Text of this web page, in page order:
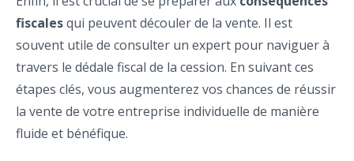
fiscalesqui peuvent découler de la vente. Il est
souvent utile de consulter un expert pour naviguer à
travers le dédale fiscal de la cession. En suivant ces
étapes clés, vous augmenterez vos chances de réussir
la vente de votre entreprise individuelle de manière
fluide et bénéfique.